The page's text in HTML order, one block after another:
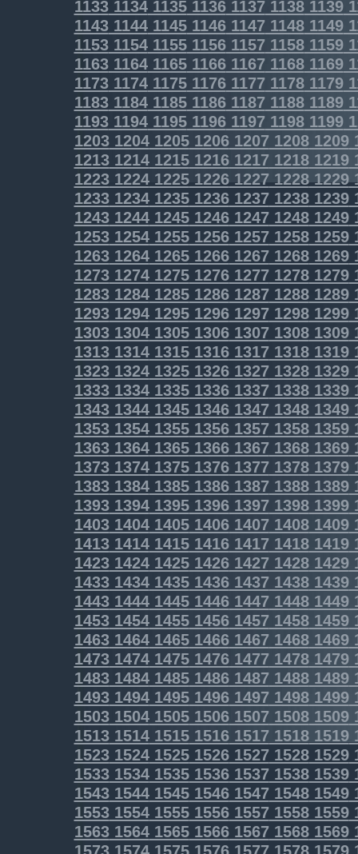
11331134113511361137 11381139
11431144114511461147 11481149
11531154115511561157 11581159
11631164116511661167 11681169
11731174117511761177 11781179
11831184118511861187 11881189
11931194119511961197 11981199
12031204120512061207 12081209
12131214121512161217 12181219
1223122412251226122712281229
1233123412351236123712381239
1243124412451246124712481249
1253125412551256125712581259
1263126412651266126712681269
1273127412751276127712781279
1283128412851286128712881289
1293129412951296129712981299
1303130413051306130713081309
1313131413151316131713181319
1323132413251326132713281329
1333133413351336133713381339
1343134413451346134713481349
1353135413551356135713581359
1363136413651366136713681369
1373137413751376137713781379
1383138413851386138713881389
1393139413951396139713981399
14031404140514061407 14081409
14131414141514161417 14181419
1423142414251426142714281429
14331434143514361437 14381439
14431444144514461447 14481449
14531454145514561457 14581459
14631464146514661467 14681469
14731474147514761477 14781479
14831484148514861487 14881489
14931494149514961497 14981499
15031504150515061507 15081509
15131514151515161517 15181519
1523152415251526152715281529
1533153415351536153715381539
1543154415451546154715481549
1553155415551556155715581559
1563156415651566156715681569